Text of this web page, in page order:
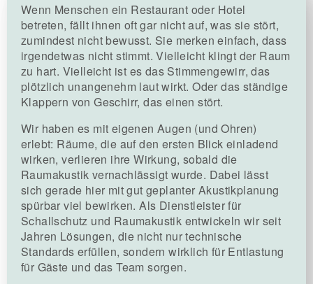
Wenn Menschen ein Restaurant oder Hotel
betreten, fällt ihnen oft gar nicht auf, was sie stört,
zumindest nicht bewusst. Sie merken einfach, dass
irgendetwas nicht stimmt. Vielleicht klingt der Raum
zu hart. Vielleicht ist es das Stimmengewirr, das
plötzlich unangenehm laut wirkt. Oder das ständige
Klappern von Geschirr, das einen stört.
Wir haben es mit eigenen Augen (und Ohren)
erlebt: Räume, die auf den ersten Blick einladend
wirken, verlieren ihre Wirkung, sobald die
Raumakustik vernachlässigt wurde. Dabei lässt
sich gerade hier mit gut geplanter Akustikplanung
spürbar viel bewirken. Als Dienstleister für
Schallschutz und Raumakustik entwickeln wir seit
Jahren Lösungen, die nicht nur technische
Standards erfüllen, sondern wirklich für Entlastung
für Gäste und das Team sorgen.